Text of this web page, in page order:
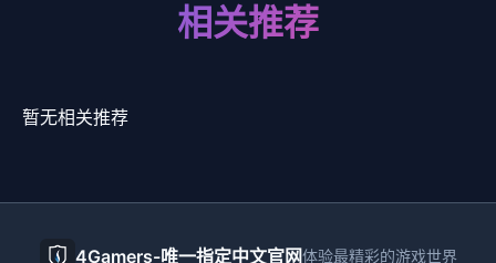
相关推荐
暂无相关推荐
4Gamers-唯一指定中文官网体验最精彩的游戏世界